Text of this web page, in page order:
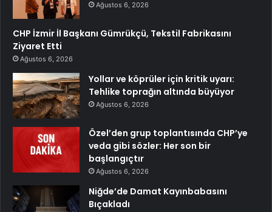
Ağustos 6, 2026
CHP İzmir İl Başkanı Gümrükçü, Tekstil Fabrikasını
Ziyaret Etti
Ağustos 6, 2026
Yollar ve köprüler için kritik uyarı:
Tehlike toprağın altında büyüyor
Ağustos 6, 2026
Özel’den grup toplantısında CHP’ye
veda gibi sözler: Her son bir
başlangıçtır
Ağustos 6, 2026
Niğde’de Damat Kayınbabasını
Bıçakladı